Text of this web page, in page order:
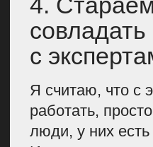
модель: часть
делаем внутренней
часть отдаем внешним
У нас есть внутренняя
у нас есть внешние
агентство. Это
штатные силы, 30% —
фрилансеры, 20% —